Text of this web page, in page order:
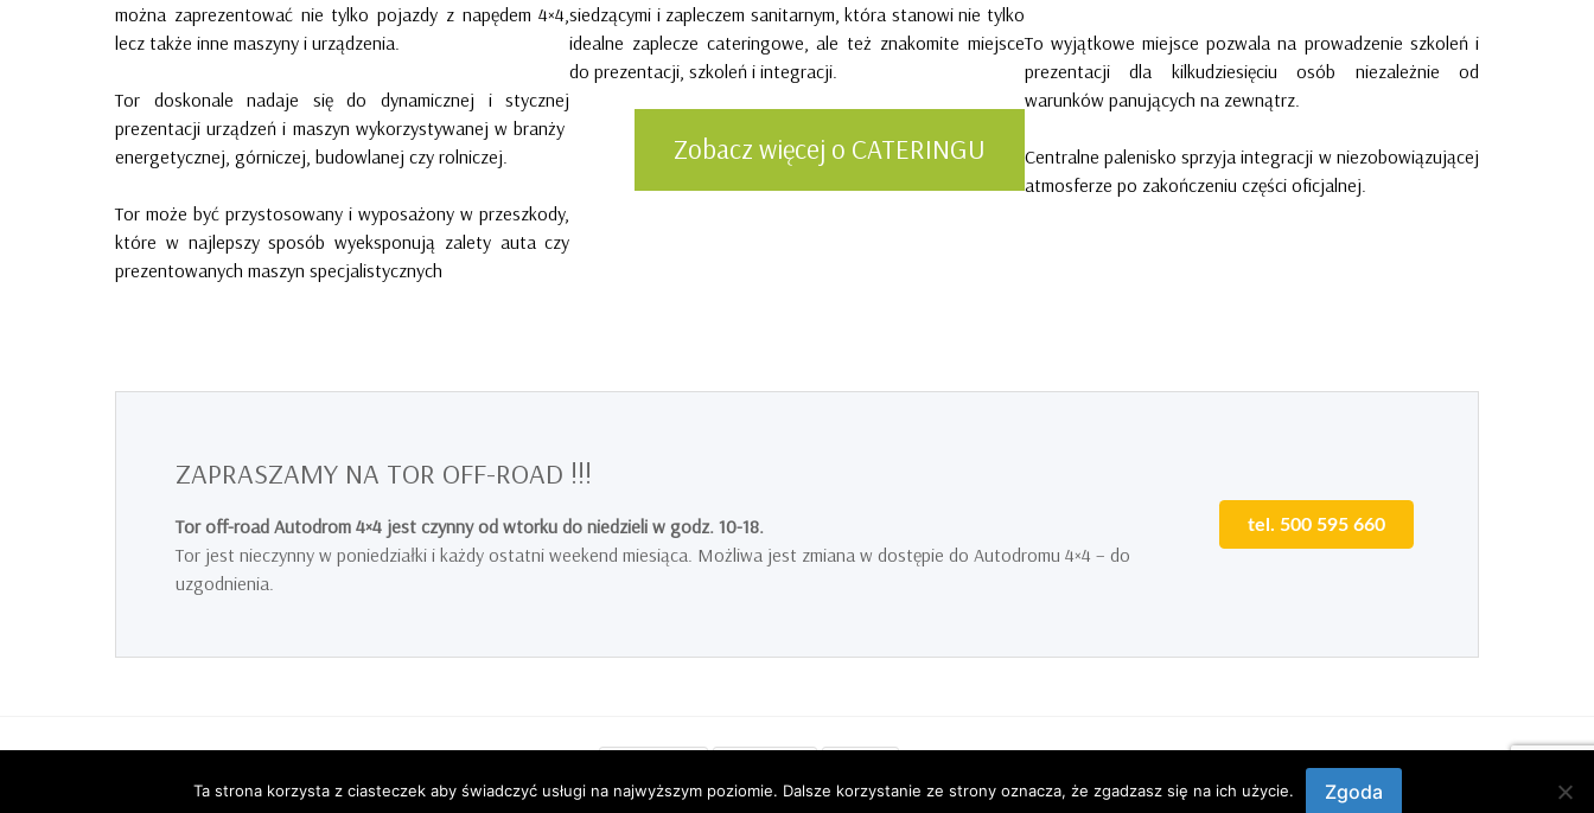
można zaprezentować nie tylko pojazdy z napędem 4×4,
lecz także inne maszyny i urządzenia.
Tor doskonale nadaje się do dynamicznej i stycznej
prezentacji urządzeń i maszyn wykorzystywanej w branży
energetycznej, górniczej, budowlanej czy rolniczej.
Tor może być przystosowany i wyposażony w przeszkody,
które w najlepszy sposób wyeksponują zalety auta czy
prezentowanych maszyn specjalistycznych
siedzącymi i zapleczem sanitarnym, która stanowi nie tylko
idealne zaplecze cateringowe, ale też znakomite miejsce
do prezentacji, szkoleń i integracji.
Zobacz więcej o CATERINGU
To wyjątkowe miejsce pozwala na prowadzenie szkoleń i
prezentacji dla kilkudziesięciu osób niezależnie od
warunków panujących na zewnątrz.
Centralne palenisko sprzyja integracji w niezobowiązującej
atmosferze po zakończeniu części oficjalnej.
ZAPRASZAMY NA TOR OFF-ROAD !!!
Tor off-road Autodrom 4×4 jest czynny od wtorku do niedzieli w godz. 10-18.
Tor jest nieczynny w poniedziałki i każdy ostatni weekend miesiąca. Możliwa jest zmiana w dostępie do Autodromu 4×4 – do
uzgodnienia.
tel. 500 595 660
Autodrom4x4®
Ta strona korzysta z ciasteczek aby świadczyć usługi na najwyższym poziomie. Dalsze korzystanie ze strony oznacza, że zgadzasz się na ich użycie. Zgoda